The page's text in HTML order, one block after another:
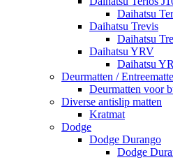
Daihatsu
Daihatsu Trevis
Daihatsu
Daihatsu YRV
Daihatsu
Deurmatten /
Deurmatten voor
Diverse antislip matten
Kratmat
Dodge
Dodge Durango
Dodge